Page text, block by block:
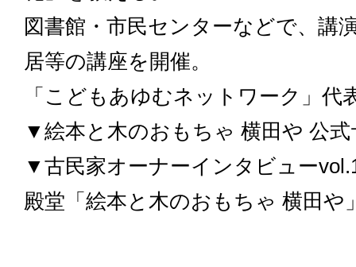
図書館・市民センターなどで、講
居等の講座を開催。
「こどもあゆむネットワーク」代
▼絵本と木のおもちゃ 横田や 公
▼古民家オーナーインタビュー
殿堂「絵本と木のおもちゃ 横田や